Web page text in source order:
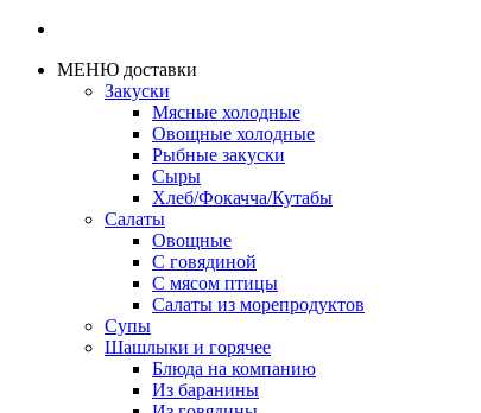
МЕНЮ доставки
Закуски
Мясные холодные
Овощные холодные
Рыбные закуски
Сыры
Хлеб/Фокачча/Кутабы
Салаты
Овощные
С говядиной
С мясом птицы
Салаты из морепродуктов
Супы
Шашлыки и горячее
Блюда на компанию
Из баранины